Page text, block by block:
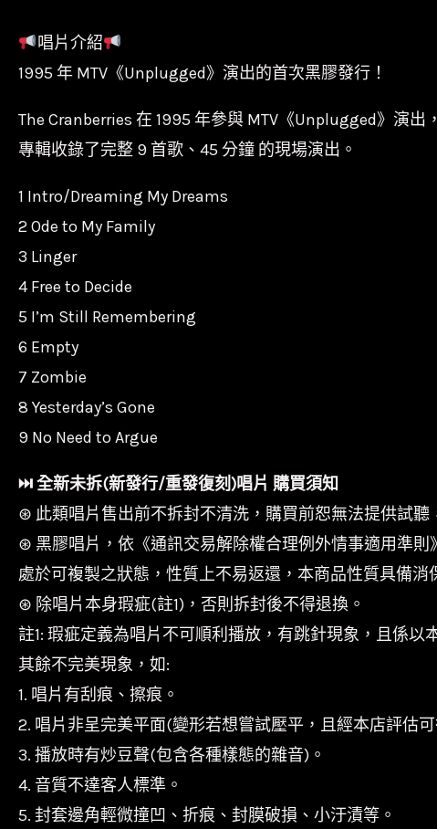
唱片介紹
1995 年 MTV《Unplugged》演出的首次黑膠發行！
The Cranberries 在 1995 年參與 MTV《Unplugged》演
專輯收錄了完整 9 首歌、45 分鐘 的現場演出。
1 Intro/Dreaming My Dreams
2 Ode to My Family
3 Linger
4 Free to Decide
5 I’m Still Remembering
6 Empty
7 Zombie
8 Yesterday’s Gone
9 No Need to Argue
⏭︎ 全新未拆(新發行/重發復刻)唱片 購買須知
⊛ 此類唱片售出前不拆封不清洗，購買前恕無法提供試聽
⊛ 黑膠唱片，依《通訊交易解除權合理例外情事適用準
處於可複製之狀態，性質上不易返還，本商品性質具備
⊛ 除唱片本身瑕疵(註1)，否則拆封後不得退換。
註1: 瑕疵定義為唱片不可順利播放，有跳針現象，且係以
其餘不完美現象，如:
1. 唱片有刮痕、擦痕。
2. 唱片非呈完美平面(變形若想嘗試壓平，且經本店評估
3. 播放時有炒豆聲(包含各種樣態的雜音)。
4. 音質不達客人標準。
5. 封套邊角輕微撞凹、折痕、封膜破損、小汙漬等。